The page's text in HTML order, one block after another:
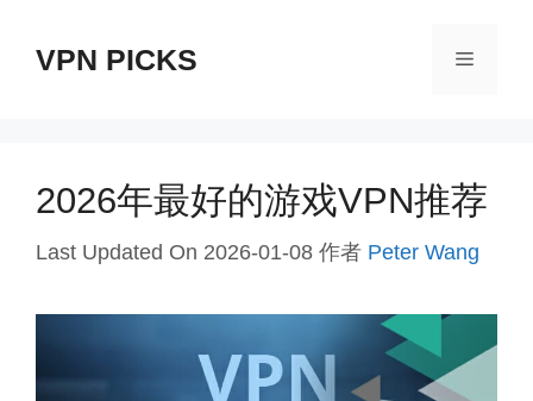
VPN PICKS 菜
2026年最好的游戏VPN推荐
Last Updated On 2026-01-08 作者 Peter Wang